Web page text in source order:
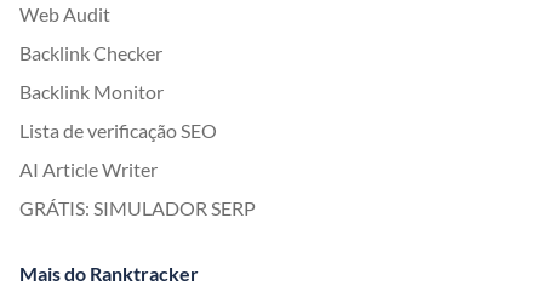
Web Audit
Backlink Checker
Backlink Monitor
Lista de verificação SEO
AI Article Writer
GRÁTIS: SIMULADOR SERP
Mais do Ranktracker